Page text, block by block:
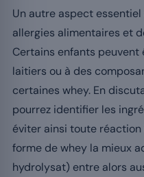
Un autre aspect
allergies alimentaires et
Certains enfants
laitiers ou à des
certaines whey. En
pourrez identifier les
éviter ainsi toute
forme de whey la mieux
hydrolysat) entre alors